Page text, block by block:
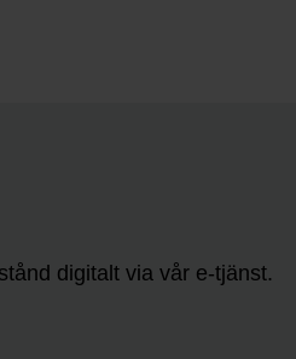
digitalt via vår e-tjänst.